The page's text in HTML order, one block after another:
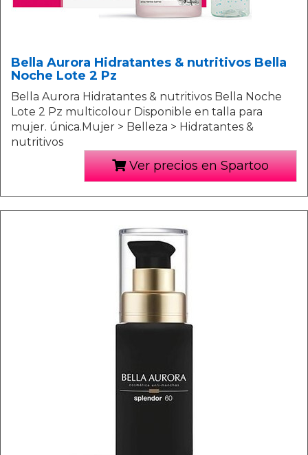
Bella Aurora Hidratantes & nutritivos Bella
Noche Lote 2 Pz
Bella Aurora Hidratantes & nutritivos Bella Noche
Lote 2 Pz multicolour Disponible en talla para
mujer. única.Mujer > Belleza > Hidratantes &
nutritivos
Ver precios en Spartoo